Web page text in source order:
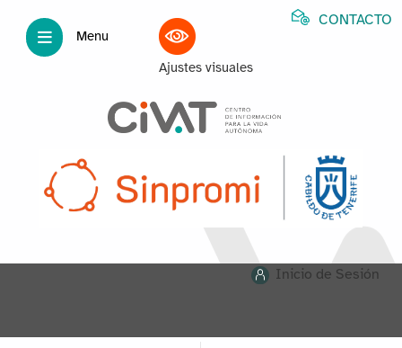
Menu
Ajustes visuales
CONTACTO
Inicio de Sesión